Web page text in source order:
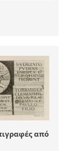
από